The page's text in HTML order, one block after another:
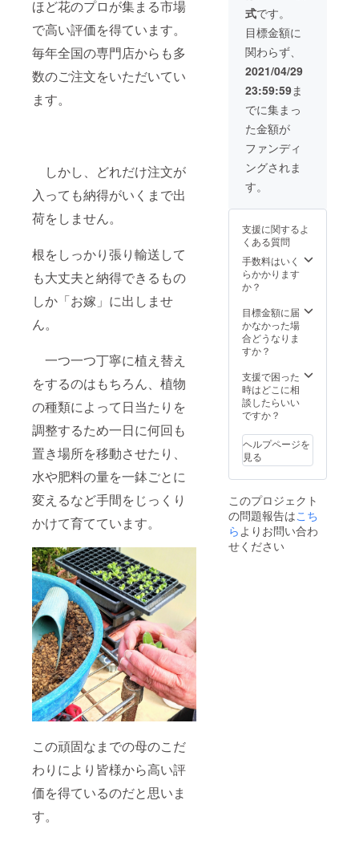
ほど花のプロが集まる市場
で高い評価を得ています。
毎年全国の専門店からも多
数のご注文をいただいてい
ます。
しかし、どれだけ注文が
入っても納得がいくまで出
荷をしません。
根をしっかり張り輸送して
も大丈夫と納得できるもの
しか「お嫁」に出しませ
ん。
一つ一つ丁寧に植え替え
をするのはもちろん、植物
の種類によって日当たりを
調整するため一日に何回も
置き場所を移動させたり、
水や肥料の量を一鉢ごとに
変えるなど手間をじっくり
かけて育てています。
この頑固なまでの母のこだ
わりにより皆様から高い評
価を得ているのだと思いま
す。
相談
サービ
ス
業務用
の資材
の仕入
れ先の
紹介、
栽培の
始め方
から出
荷方法
までこ
ハウを
しま
す。
花・園
芸業界
での経
れまで
多肉植
物を生
産出荷
た実績
をもと
にアド
バイス
いただ
きま
す。 多
肉植物
スに興
味があ
る人必
見! 生産
から販
式です。
目標金額に
関わらず、
2021/04/29
23:59:59ま
でに集まっ
た金額が
ファンディ
ングされま
す。
支援に関するよ
くある質問
手数料はいく
らかかります
か？
目標金額に届
かなかった場
合どうなりま
すか？
支援で困った
時はどこに相
談したらいい
ですか？
ヘルプページを
見る
このプロジェクト
の問題報告はこち
らよりお問い合わ
せください